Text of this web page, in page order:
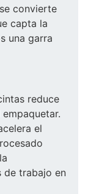
convierte
capta la
una garra
reduce
el
de trabajo en